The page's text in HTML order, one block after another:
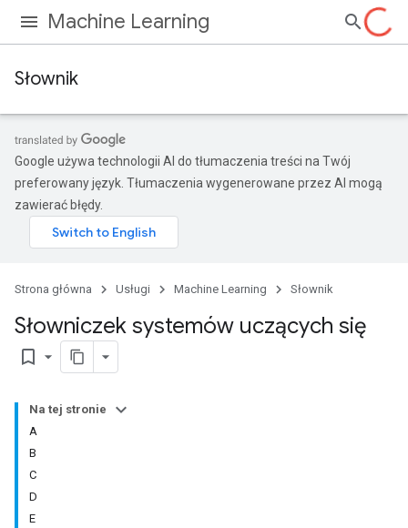
Machine Learning
Słownik
Google używa technologii AI do tłumaczenia treści na Twój
preferowany język. Tłumaczenia wygenerowane przez AI mogą
zawierać błędy.
Strona główna Usługi Machine Learning Słownik
Słowniczek systemów uczących się
bookmark_border
Na tej stronie
A
B
C
D
E